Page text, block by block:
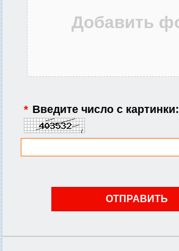
* Введите число с картинки: